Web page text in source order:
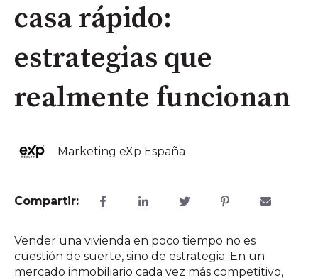
casa rápido:
estrategias que
realmente funcionan
Marketing eXp España
Compartir:
Vender una vivienda en poco tiempo no es
cuestión de suerte, sino de estrategia. En un
mercado inmobiliario cada vez más competitivo,